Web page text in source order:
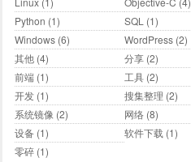
Python (1) SQL (1)
Windows (6) WordPress (2)
其他 (4) 分享 (2)
前端 (1) 工具 (2)
开发 (1) 搜集整理 (2)
系统镜像 (2) 网络 (8)
设备 (1) 软件下载 (1)
零碎 (1)